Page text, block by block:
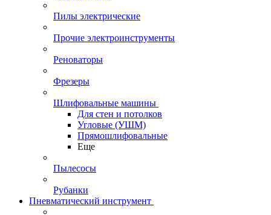
Пилы электрические
Прочие электроинструменты
Реноваторы
Фрезеры
Шлифовальные машины
Для стен и потолков
Угловые (УШМ)
Прямошлифовальные
Еще
Пылесосы
Рубанки
Пневматический инструмент